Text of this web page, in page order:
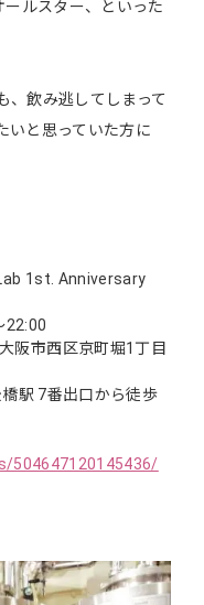
ールスター、といった
、飲み逃してしまって
いと思っていた方に
1st. Anniversary
22:00
阪市西区京町堀1丁目
駅 7番出口から徒歩
504647120145436/